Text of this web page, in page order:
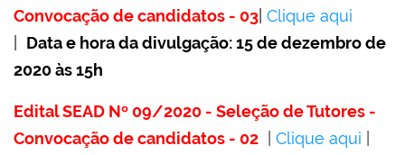
Convocação de candidatos - 03 Clique aqui
Data e hora da divulgação: 15 de dezembro de
2020 às 15h
Edital SEAD Nº 09/2020 - Seleção de Tutores -
Convocação de candidatos - 02
Clique aqui